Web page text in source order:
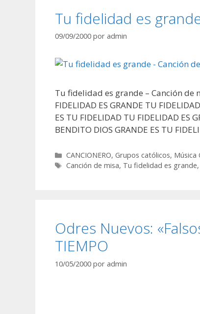
Tu fidelidad es
09/09/2000 por admin
Tu fidelidad es grande – Canción de
FIDELIDAD ES GRANDE TU
ES TU FIDELIDAD TU FIDELIDAD ES
BENDITO DIOS GRANDE ES TU
Categorías
CANCIONERO,Grupos católicos, Música
Etiquetas
Canción de misa, Tu fidelidad es grande
Odres Nuevos:
TIEMPO
10/05/2000 por admin